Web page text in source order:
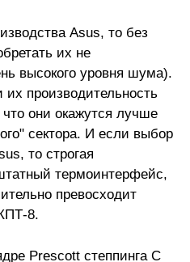
Asus, то без
их не
высокого уровня шума).
их производительность
они окажутся лучше
сектора. И если выбор
то строгая
термоинтерфейс,
превосходит
8.
Prescott степпинга C